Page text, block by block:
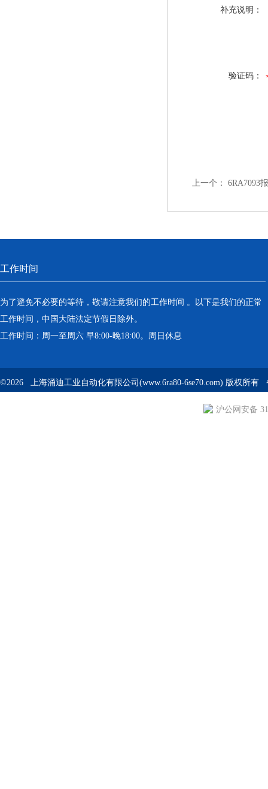
补充说明：
验证码：
上一个： 6RA7093
工作时间
为了避免不必要的等待，敬请注意我们的工作时间 。以下是我们的正常
工作时间，中国大陆法定节假日除外。
工作时间：周一至周六 早8:00-晚18:00。周日休息
©2026 上海涌迪工业自动化有限公司(www.6ra80-6se70.com) 版权所有
沪公网安备